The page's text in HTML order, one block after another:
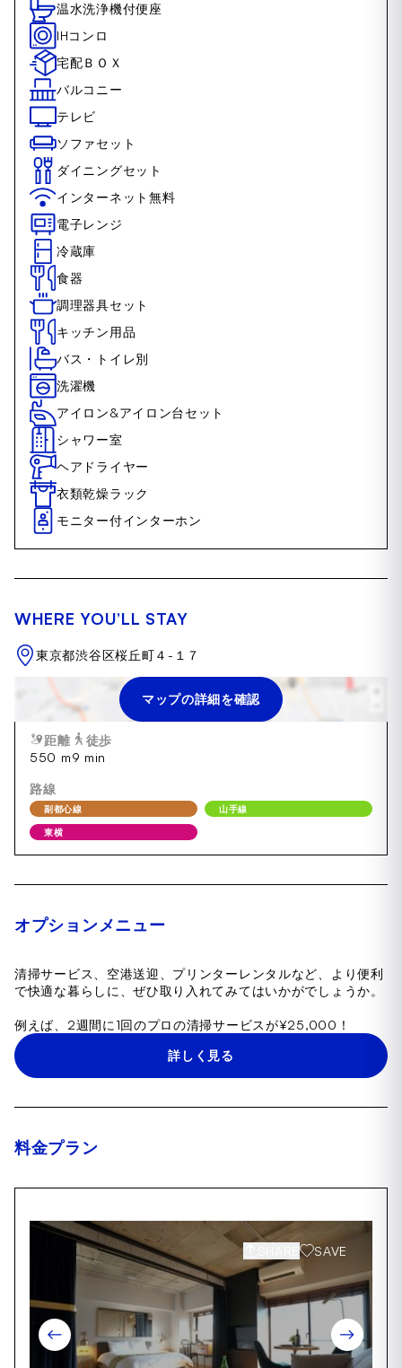
温水洗浄機付便座
IHコンロ
宅配ＢＯＸ
バルコニー
テレビ
ソファセット
ダイニングセット
インターネット無料
電子レンジ
冷蔵庫
食器
調理器具セット
キッチン用品
バス・トイレ別
洗濯機
アイロン&アイロン台セット
シャワー室
ヘアドライヤー
衣類乾燥ラック
モニター付インターホン
WHERE YOU’LL STAY
東京都渋谷区桜丘町４-１７
マップの詳細を確認
渋谷
距離
550 m
徒歩
9 min
路線
副都心線 山手線
東横
オプションメニュー
清掃サービス、空港送迎、プリンターレンタルなど、より便利
で快適な暮らしに、ぜひ取り入れてみてはいかがでしょうか。
例えば、2週間に1回のプロの清掃サービスが¥25,000！
詳しく見る
料金プラン
SHARE SAVE